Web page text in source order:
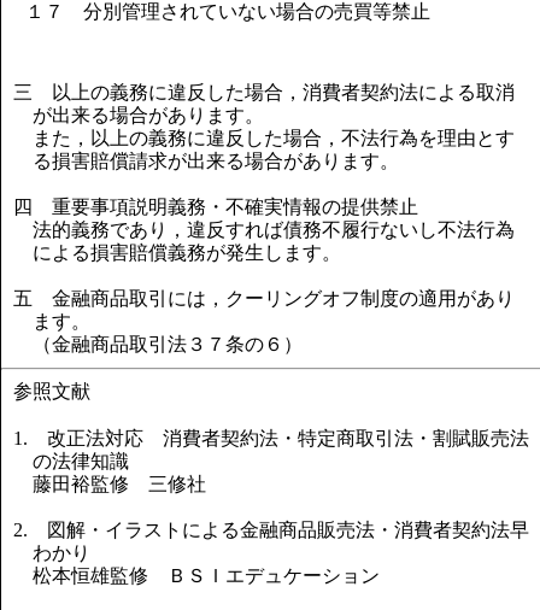
１７ 分別管理されていない場合の売買等禁止
三 以上の義務に違反した場合，消費者契約法による取消
が出来る場合があります。
また，以上の義務に違反した場合，不法行為を理由とす
る損害賠償請求が出来る場合があります。
四 重要事項説明義務・不確実情報の提供禁止
法的義務であり，違反すれば債務不履行ないし不法行為
による損害賠償義務が発生します。
五 金融商品取引には，クーリングオフ制度の適用があり
ます。
（金融商品取引法３７条の６）
参照文献
1. 改正法対応 消費者契約法・特定商取引法・割賦販売法
の法律知識
藤田裕監修 三修社
2. 図解・イラストによる金融商品販売法・消費者契約法早
わかり
松本恒雄監修 ＢＳＩエデュケーション